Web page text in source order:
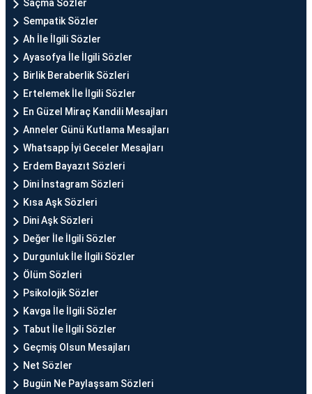
Saçma Sözler
Sempatik Sözler
Ah İle İlgili Sözler
Ayasofya İle İlgili Sözler
Birlik Beraberlik Sözleri
Ertelemek İle İlgili Sözler
En Güzel Miraç Kandili Mesajları
Anneler Günü Kutlama Mesajları
Whatsapp İyi Geceler Mesajları
Erdem Bayazıt Sözleri
Dini İnstagram Sözleri
Kısa Aşk Sözleri
Dini Aşk Sözleri
Değer İle İlgili Sözler
Durgunluk İle İlgili Sözler
Ölüm Sözleri
Psikolojik Sözler
Kavga İle İlgili Sözler
Tabut İle İlgili Sözler
Geçmiş Olsun Mesajları
Net Sözler
Bugün Ne Paylaşsam Sözleri